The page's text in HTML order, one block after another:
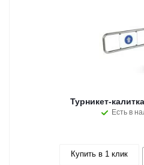
Турникет-
Есть в
Купить в 1 клик